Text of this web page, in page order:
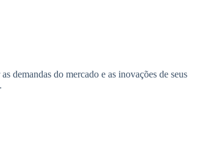
demandas do mercado e as inovações de seus